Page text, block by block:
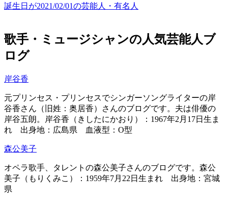
誕生日が2021/02/01の芸能人・有名人
歌手・ミュージシャンの人気芸能人ブ
ログ
岸谷香
元プリンセス・プリンセスでシンガーソングライターの岸
谷香さん（旧姓：奥居香）さんのブログです。夫は俳優の
岸谷五朗。岸谷香（きしたにかおり）：1967年2月17日生ま
れ 出身地：広島県 血液型：O型
森公美子
オペラ歌手、タレントの森公美子さんのブログです。森公
美子（もりくみこ）：1959年7月22日生まれ 出身地：宮城
県